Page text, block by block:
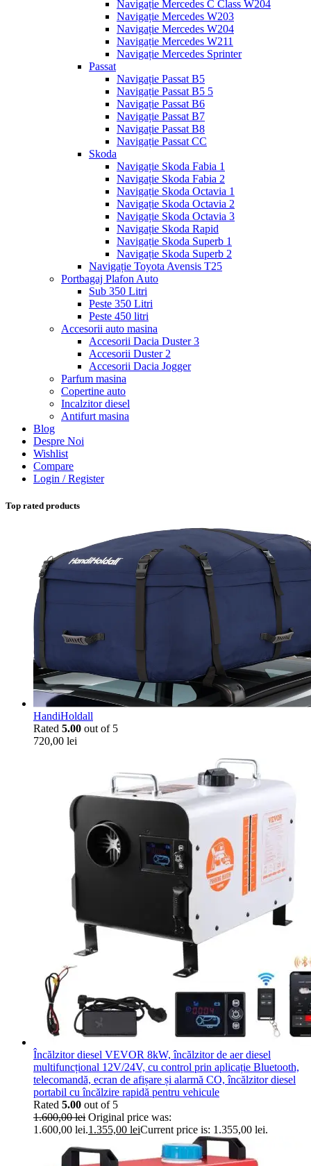
Navigație Mercedes C Class W204
Navigație Mercedes W203
Navigație Mercedes W204
Navigație Mercedes W211
Navigație Mercedes Sprinter
Passat
Navigație Passat B5
Navigație Passat B5 5
Navigație Passat B6
Navigație Passat B7
Navigație Passat B8
Navigație Passat CC
Skoda
Navigație Skoda Fabia 1
Navigație Skoda Fabia 2
Navigație Skoda Octavia 1
Navigație Skoda Octavia 2
Navigație Skoda Octavia 3
Navigație Skoda Rapid
Navigație Skoda Superb 1
Navigație Skoda Superb 2
Navigație Toyota Avensis T25
Portbagaj Plafon Auto
Sub 350 Litri
Peste 350 Litri
Peste 450 litri
Accesorii auto masina
Accesorii Dacia Duster 3
Accesorii Duster 2
Accesorii Dacia Jogger
Parfum masina
Copertine auto
Incalzitor diesel
Antifurt masina
Blog
Despre Noi
Wishlist
Compare
Login / Register
Top rated products
HandiHoldall
Rated 5.00 out of 5
720,00 lei
Încălzitor diesel VEVOR 8kW, încălzitor de aer diesel
multifuncțional 12V/24V, cu control prin aplicație Bluetooth,
telecomandă, ecran de afișare și alarmă CO, încălzitor diesel
portabil cu încălzire rapidă pentru vehicule
Rated 5.00 out of 5
1.600,00lei Original price was:
1.600,00 lei.1.355,00 leiCurrent price is: 1.355,00 lei.